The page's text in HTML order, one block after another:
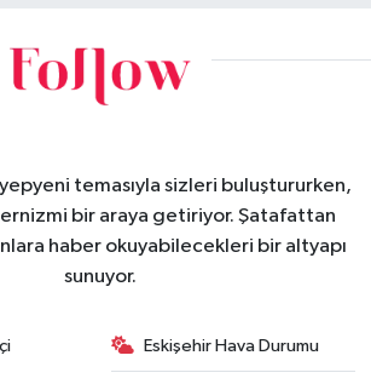
temasıyla sizleri buluştururken,
bir araya getiriyor. Şatafattan
haber okuyabilecekleri bir altyapı
sunuyor.
Eskişehir Hava Durumu